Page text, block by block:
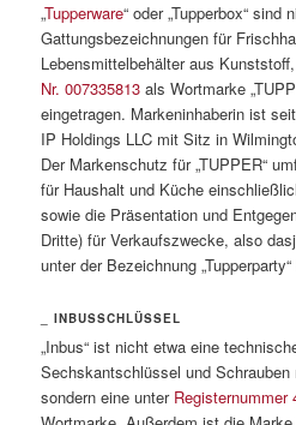
„Tupperware“ oder „Tupperbox“ sind
Gattungsbezeichnungen für
Lebensmittelbehälter aus
Nr. 007335813 als Wortmarke
eingetragen. Markeninhaberin ist
IP Holdings LLC mit Sitz in
Der Markenschutz für „TUPPER“
für Haushalt und Küche
sowie die Präsentation und
Dritte) für Verkaufszwecke, also
unter der Bezeichnung
_ INBUSSCHLÜSSEL
„Inbus“ ist nicht etwa eine
Sechskantschlüssel und Schrauben
sondern eine unter Registernummer